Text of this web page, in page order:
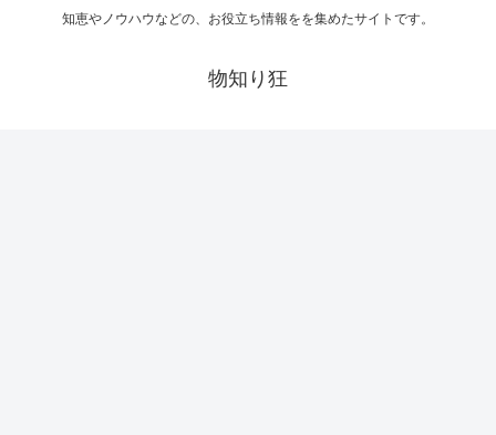
知恵やノウハウなどの、お役立ち情報をを集めたサイトです。
物知り狂